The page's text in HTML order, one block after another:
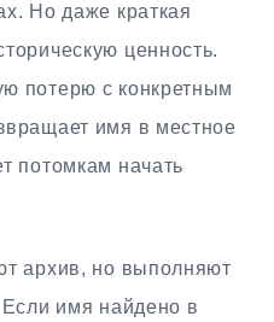
Но даже краткая
ценность.
потерю с конкретным
имя в местное
потомкам начать
архив, но выполняют
Если имя найдено в